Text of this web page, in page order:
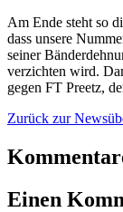
Am Ende steht so
dass unsere
seiner
verzichten wird.
gegen FT Preetz,
Zurück zur
Einen